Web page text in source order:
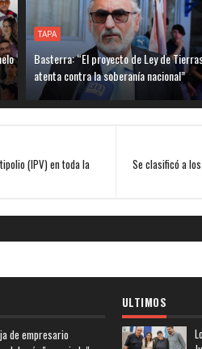
TAPA
Basterra: “El proyecto de Ley de
atenta contra la soberanía nacional”
Se clasificó a
(IPV) en toda la
de empresario
ULTIMOS